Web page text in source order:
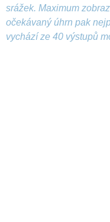
srážek. Maximum
očekávaný úhrn pak
vychází ze 40 výstupů